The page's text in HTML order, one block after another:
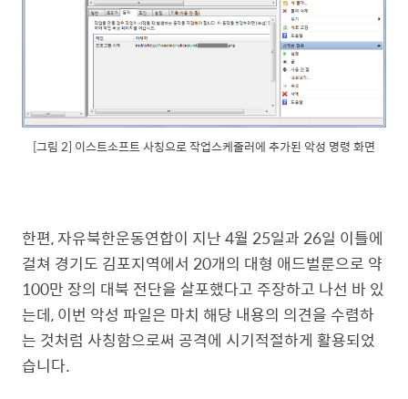
[그림 2] 이스트소프트 사칭으로 작업스케줄러에 추가된 악성 명령 화면
한편, 자유북한운동연합이 지난 4월 25일과 26일 이틀에
걸쳐 경기도 김포지역에서 20개의 대형 애드벌룬으로 약
100만 장의 대북 전단을 살포했다고 주장하고 나선 바 있
는데, 이번 악성 파일은 마치 해당 내용의 의견을 수렴하
는 것처럼 사칭함으로써 공격에 시기적절하게 활용되었
습니다.